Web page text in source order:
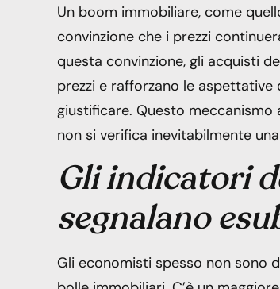
Un boom immobiliare, come
convinzione che i prezzi
questa convinzione, gli acquisti
prezzi e rafforzano le
giustificare. Questo
non si verifica inevitabilmente
Gli indicatori
segnalano
Gli economisti spesso non sono